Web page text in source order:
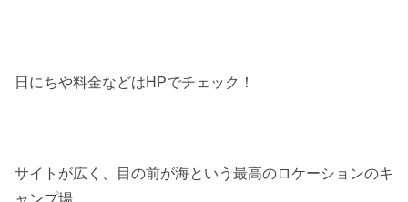
日にちや料金などはHPでチェック！
サイトが広く、目の前が海という最高のロケーションのキ